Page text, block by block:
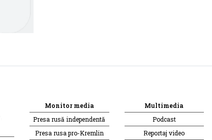
Monitor media
Presa rusă independentă
Presa rusa pro-Kremlin
Multimedia
Podcast
Reportaj video